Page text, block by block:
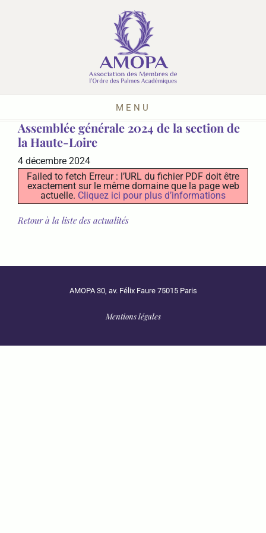
MENU
Assemblée générale 2024 de la section de
la Haute-Loire
4 décembre 2024
Failed to fetch Erreur : l’URL du fichier PDF doit être
exactement sur le même domaine que la page web
actuelle. Cliquez ici pour plus d’informations
Retour à la liste des actualités
AMOPA 30, av. Félix Faure 75015 Paris
Mentions légales